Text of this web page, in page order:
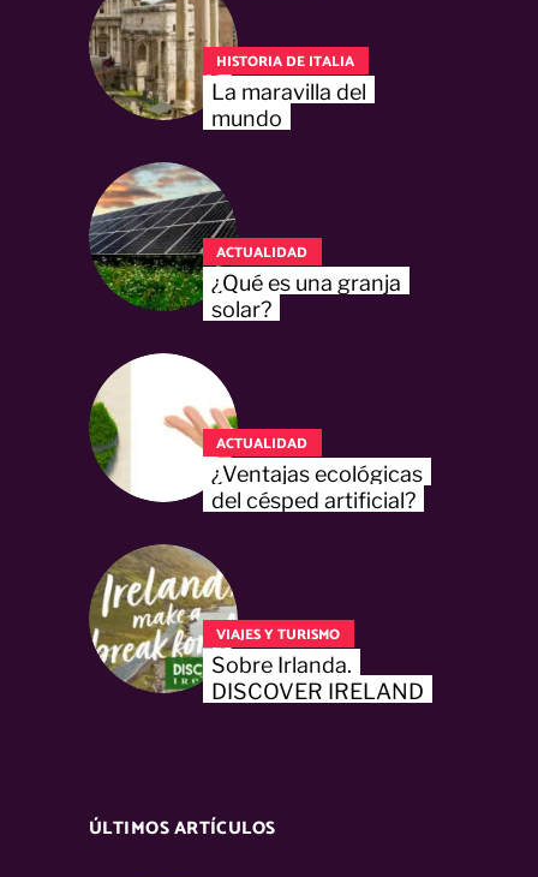
HISTORIA DE ITALIA
La maravilla del
mundo
ACTUALIDAD
¿Qué es una granja
solar?
ACTUALIDAD
¿Ventajas ecológicas
del césped artificial?
VIAJES Y TURISMO
Sobre Irlanda.
DISCOVER IRELAND
ÚLTIMOS ARTÍCULOS